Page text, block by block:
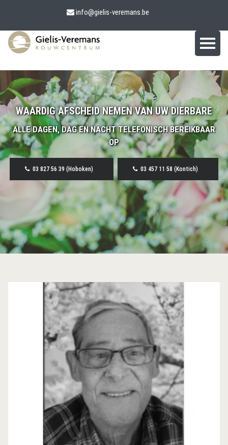
info@gielis-veremans.be
WAARDIG AFSCHEID NEMEN VAN UW DIERBARE
ALLE DAGEN, DAG EN NACHT TELEFONISCH BEREIKBAAR
OP
03 827 56 39 (Hoboken) 03 457 11 58 (Kontich)